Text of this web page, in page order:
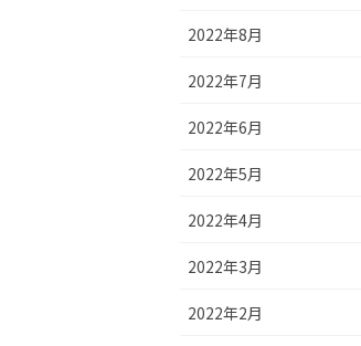
2022年8月
2022年7月
2022年6月
2022年5月
2022年4月
2022年3月
2022年2月